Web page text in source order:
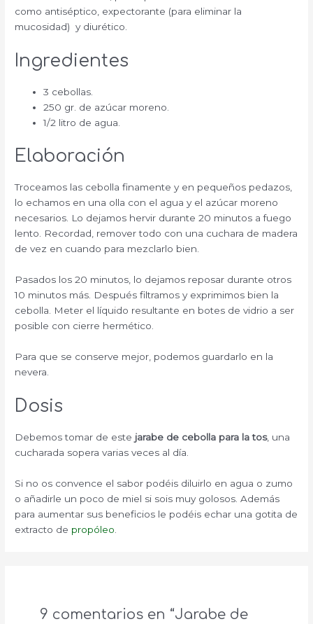
como antiséptico, expectorante (para eliminar la
mucosidad) y diurético.
Ingredientes
3 cebollas.
250 gr. de azúcar moreno.
1/2 litro de agua.
Elaboración
Troceamos las cebolla finamente y en pequeños pedazos,
lo echamos en una olla con el agua y el azúcar moreno
necesarios. Lo dejamos hervir durante 20 minutos a fuego
lento. Recordad, remover todo con una cuchara de madera
de vez en cuando para mezclarlo bien.
Pasados los 20 minutos, lo dejamos reposar durante otros
10 minutos más. Después filtramos y exprimimos bien la
cebolla. Meter el líquido resultante en botes de vidrio a ser
posible con cierre hermético.
Para que se conserve mejor, podemos guardarlo en la
nevera.
Dosis
Debemos tomar de este jarabe de cebolla para la tos, una
cucharada sopera varias veces al día.
Si no os convence el sabor podéis diluirlo en agua o zumo
o añadirle un poco de miel si sois muy golosos. Además
para aumentar sus beneficios le podéis echar una gotita de
extracto de propóleo
9 comentarios en “Jarabe de